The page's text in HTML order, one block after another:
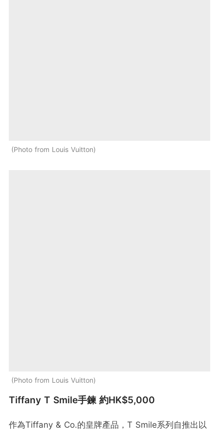
Photo from Louis Vuitton
Photo from Louis Vuitton
Tiffany T Smile手鍊 約HK$5,000
作為Tiffany & Co.的皇牌產品，T Smile系列自推出以